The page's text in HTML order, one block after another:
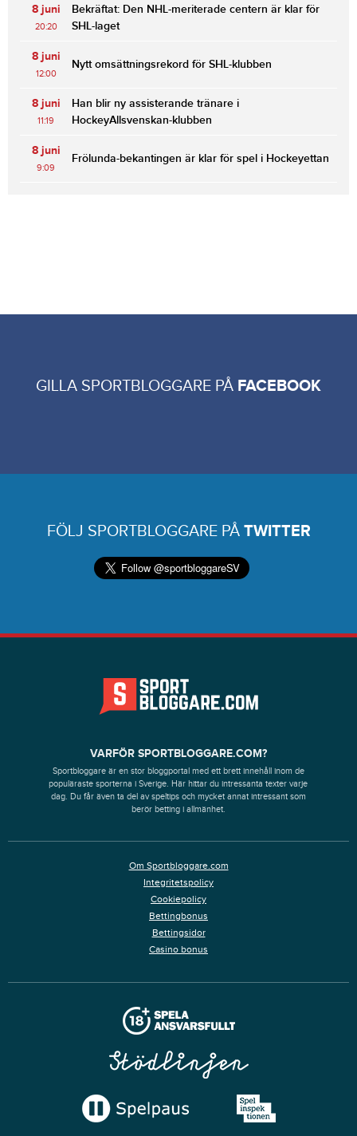
8 juni
20:20
Bekräftat: Den NHL-meriterade centern är klar för
SHL-laget
8 juni
12:00
Nytt omsättningsrekord för SHL-klubben
8 juni
11:19
Han blir ny assisterande tränare i
HockeyAllsvenskan-klubben
8 juni
9:09
Frölunda-bekantingen är klar för spel i Hockeyettan
GILLA SPORTBLOGGARE PÅ FACEBOOK
FÖLJ SPORTBLOGGARE PÅ TWITTER
VARFÖR SPORTBLOGGARE.COM?
Sportbloggare är en stor bloggportal med ett brett innehåll inom de
populäraste sporterna i Sverige. Här hittar du intressanta texter varje
dag. Du får även ta del av speltips och mycket annat intressant som
berör betting i allmänhet.
Om Sportbloggare.com
Integritetspolicy
Cookiepolicy
Bettingbonus
Bettingsidor
Casino bonus